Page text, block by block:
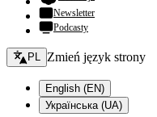
Newsletter
Podcasty
Zmień język - bieżący:
PL Zmień język strony
English (EN)
Українська (UA)